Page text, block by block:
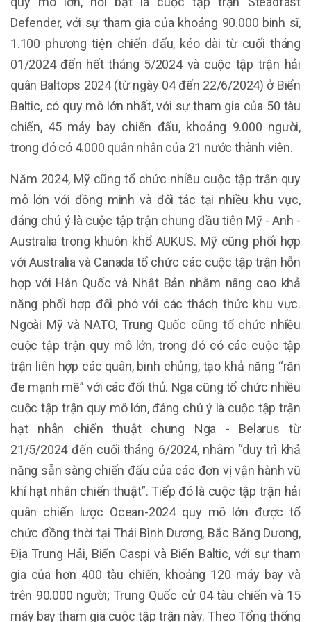
Defender, với sự tham gia của khoảng 90.000 binh sĩ,
1.100 phương tiện chiến đấu, kéo dài từ cuối tháng
01/2024 đến hết tháng 5/2024 và cuộc tập trận hải
quân Baltops 2024 (từ ngày 04 đến 22/6/2024) ở Biển
Baltic, có quy mô lớn nhất, với sự tham gia của 50 tàu
chiến, 45 máy bay chiến đấu, khoảng 9.000 người,
trong đó có 4.000 quân nhân của 21 nước thành viên.
Năm 2024, Mỹ cũng tổ chức nhiều cuộc tập trận quy
mô lớn với đồng minh và đối tác tại nhiều khu vực,
đáng chú ý là cuộc tập trận chung đầu tiên Mỹ - Anh -
Australia trong khuôn khổ AUKUS. Mỹ cũng phối hợp
với Australia và Canada tổ chức các cuộc tập trận hỗn
hợp với Hàn Quốc và Nhật Bản nhằm nâng cao khả
năng phối hợp đối phó với các thách thức khu vực.
Ngoài Mỹ và NATO, Trung Quốc cũng tổ chức nhiều
cuộc tập trận quy mô lớn, trong đó có các cuộc tập
trận liên hợp các quân, binh chủng, tạo khả năng “răn
đe mạnh mẽ” với các đối thủ. Nga cũng tổ chức nhiều
cuộc tập trận quy mô lớn, đáng chú ý là cuộc tập trận
hạt nhân chiến thuật chung Nga - Belarus từ
21/5/2024 đến cuối tháng 6/2024, nhằm “duy trì khả
năng sẵn sàng chiến đấu của các đơn vị vận hành vũ
khí hạt nhân chiến thuật”. Tiếp đó là cuộc tập trận hải
quân chiến lược Ocean-2024 quy mô lớn được tổ
chức đồng thời tại Thái Bình Dương, Bắc Băng Dương,
Địa Trung Hải, Biển Caspi và Biển Baltic, với sự tham
gia của hơn 400 tàu chiến, khoảng 120 máy bay và
trên 90.000 người; Trung Quốc cử 04 tàu chiến và 15
máy bay tham gia cuộc tập trận này. Theo Tổng thống